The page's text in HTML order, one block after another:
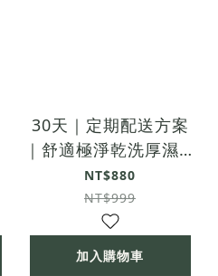
30天｜定期配送方案
｜舒適極淨乾洗厚濕巾
/ 30入
NT$880
NT$999
加入購物車